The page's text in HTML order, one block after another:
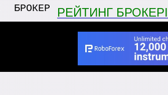
БРОКЕР РЕЙТИНГ